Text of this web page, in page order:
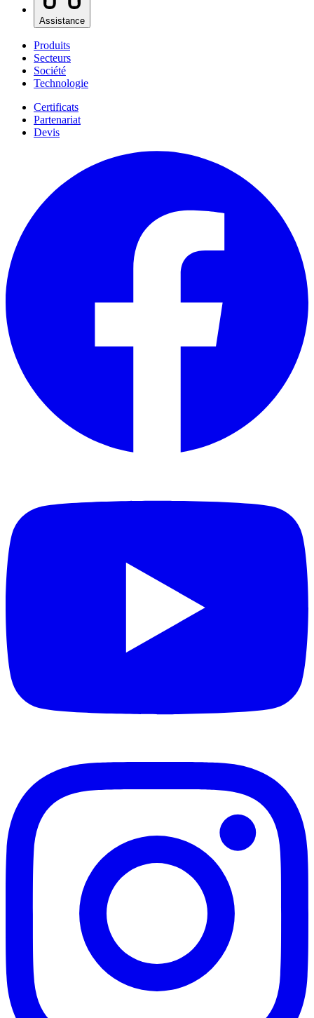
Assistance
Produits
Secteurs
Société
Technologie
Certificats
Partenariat
Devis